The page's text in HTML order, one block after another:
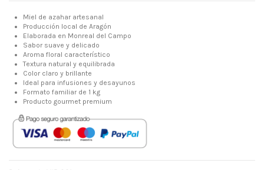
Miel de azahar artesanal
Producción local de Aragón
Elaborada en Monreal del Campo
Sabor suave y delicado
Aroma floral característico
Textura natural y equilibrada
Color claro y brillante
Ideal para infusiones y desayunos
Formato familiar de 1 kg
Producto gourmet premium